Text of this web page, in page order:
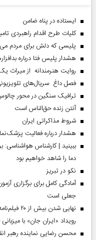
ایستاده در پناه ضامن
کلیات طرح اقدام راهبردی
پلیسی که دلش برای مردم
هشدار پلیس فتا درباره
روایت هنرمندانه از میراث
فصل داغ سریال‌های
ترافیک سنگین در محور
آنتن زنده حق‌الناس است
شروط مذاکراتی ایران
هشدار درباره فعالیت
ببینید | کارشناس
دما را شاهد خواهیم بود
نکو در تبریز
آمادگی کامل برای برگزاری
جعلی است
نهایی
رویداد «ایران جان» با
محسن رضایی نماینده رهبر